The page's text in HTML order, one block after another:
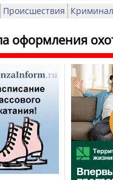
Происшествия Криминал
оформления